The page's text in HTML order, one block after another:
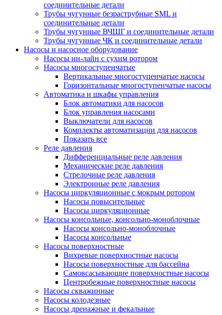
соединительные детали
Трубы чугунные безраструбные SML и
соединительные детали
Трубы чугунные ВЧШГ и соединительные детали
Трубы чугунные ЧК и соединительные детали
Насосы и насосное оборудование
Насосы ин-лайн с сухим ротором
Насосы многоступенчатые
Вертикальные многоступенчатые насосы
Горизонтальные многоступенчатые насосы
Автоматика и шкафы управления
Блок автоматики для насосов
Блок управления насосами
Выключатели для насосов
Комплекты автоматизации для насосов
Показать все
Реле давления
Дифференциальные реле давления
Механические реле давления
Стрелочные реле давления
Электронные реле давления
Насосы циркуляционные с мокрым ротором
Насосы повысительные
Насосы циркуляционные
Насосы консольные, консольно-моноблочные
Насосы консольно-моноблочные
Насосы консольные
Насосы поверхностные
Вихревые поверхностные насосы
Насосы поверхностные для бассейна
Самовсасывающие поверхностные насосы
Центробежные поверхностные насосы
Насосы скважинные
Насосы колодезные
Насосы дренажные и фекальные